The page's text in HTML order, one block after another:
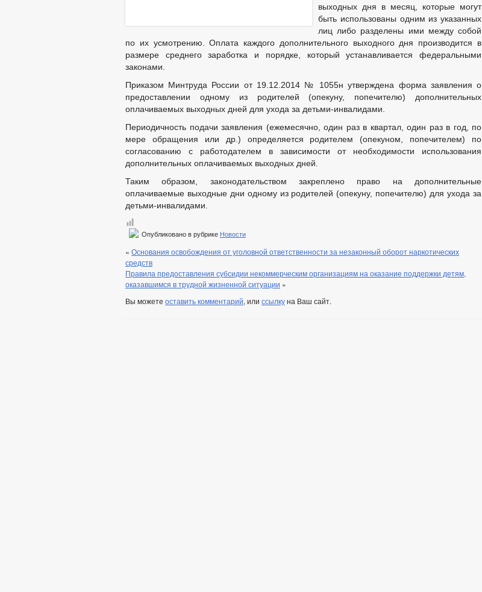
выходных дня в месяц, которые могут
быть использованы одним из указанных
лиц либо разделены ими между собой
по их усмотрению. Оплата каждого дополнительного выходного дня производится в
размере среднего заработка и порядке, который устанавливается федеральными
законами.
Приказом Минтруда России от 19.12.2014 № 1055н утверждена форма заявления о
предоставлении одному из родителей (опекуну, попечителю) дополнительных
оплачиваемых выходных дней для ухода за детьми-инвалидами.
Периодичность подачи заявления (ежемесячно, один раз в квартал, один раз в год, по
мере обращения или др.) определяется родителем (опекуном, попечителем) по
согласованию с работодателем в зависимости от необходимости использования
дополнительных оплачиваемых выходных дней.
Таким образом, законодательством закреплено право на дополнительные
оплачиваемые выходные дни одному из родителей (опекуну, попечителю) для ухода за
детьми-инвалидами.
Опубликовано в рубрике Новости
« Основания освобождения от уголовной ответственности за незаконный оборот наркотических
средств
Правила предоставления субсидии некоммерческим организациям на оказание поддержки детям,
оказавшимся в трудной жизненной ситуации »
Вы можете оставить комментарий, или ссылкуна Ваш сайт.